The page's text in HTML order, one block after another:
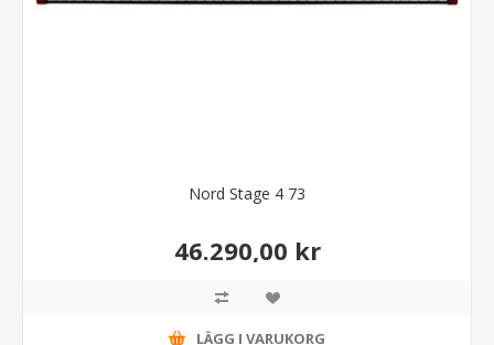
Nord Stage 4 73
46.290,00 kr
LÄGG I VARUKORG